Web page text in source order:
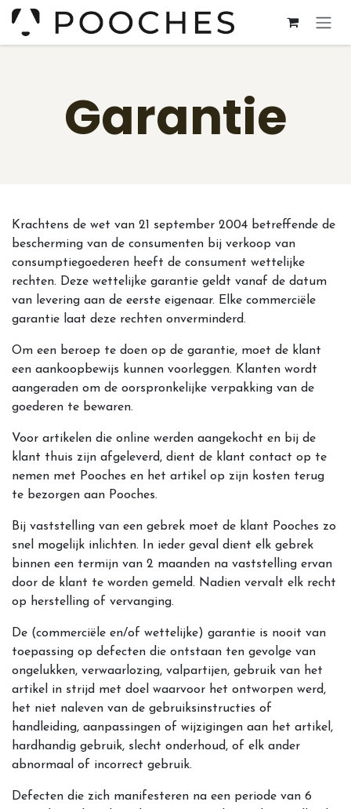
Overslaan naar inhoud
Garantie
Krachtens de wet van 21 september 2004 betreffende de
bescherming van de consumenten bij verkoop van
consumptiegoederen heeft de consument wettelijke
rechten. Deze wettelijke garantie geldt vanaf de datum
van levering aan de eerste eigenaar. Elke commerciële
garantie laat deze rechten onverminderd.
Om een beroep te doen op de garantie, moet de klant
een aankoopbewijs kunnen voorleggen. Klanten wordt
aangeraden om de oorspronkelijke verpakking van de
goederen te bewaren.
Voor artikelen die online werden aangekocht en bij de
klant thuis zijn afgeleverd, dient de klant contact op te
nemen met Pooches en het artikel op zijn kosten terug
te bezorgen aan Pooches.
Bij vaststelling van een gebrek moet de klant Pooches zo
snel mogelijk inlichten. In ieder geval dient elk gebrek
binnen een termijn van 2 maanden na vaststelling ervan
door de klant te worden gemeld. Nadien vervalt elk recht
op herstelling of vervanging.
De (commerciële en/of wettelijke) garantie is nooit van
toepassing op defecten die ontstaan ten gevolge van
ongelukken, verwaarlozing, valpartijen, gebruik van het
artikel in strijd met doel waarvoor het ontworpen werd,
het niet naleven van de gebruiksinstructies of
handleiding, aanpassingen of wijzigingen aan het artikel,
hardhandig gebruik, slecht onderhoud, of elk ander
abnormaal of incorrect gebruik.
Defecten die zich manifesteren na een periode van 6